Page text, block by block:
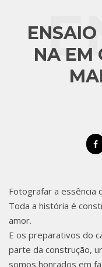
NA EM
Fotografar a essência
Toda a história é
amor.
E os preparativos do
parte da construção,
somos honrados em